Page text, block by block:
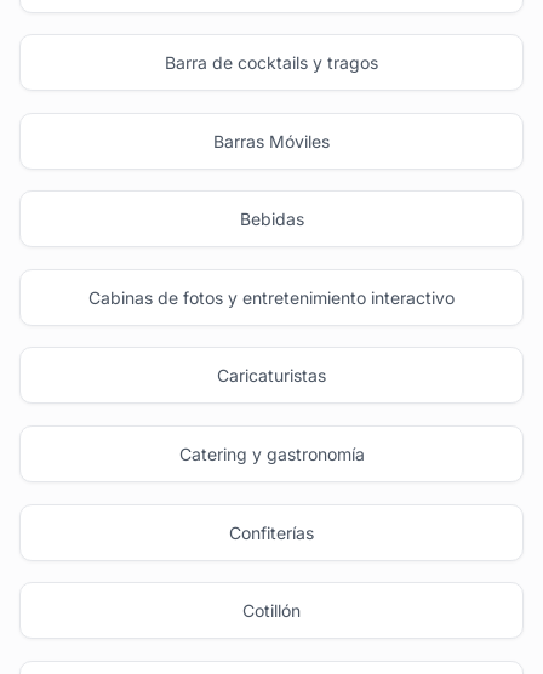
Barra de cocktails y tragos
Barras Móviles
Bebidas
Cabinas de fotos y entretenimiento interactivo
Caricaturistas
Catering y gastronomía
Confiterías
Cotillón